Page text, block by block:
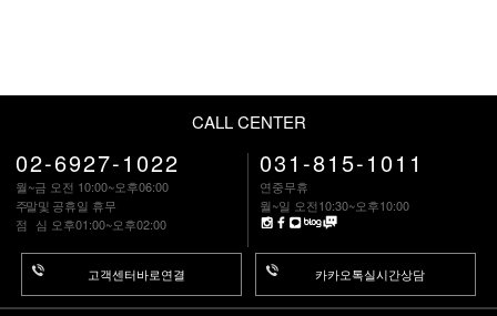
CALL CENTER
02-6927-1022
월~금 오전 10:00~오후06:00
주말및 공휴일 휴무
점 심 오후01:00~오후02:00
고객센터바로연결
031-815-1011
연중무휴
월~일 오전10:30~오후10:00
카카오톡실시간상담